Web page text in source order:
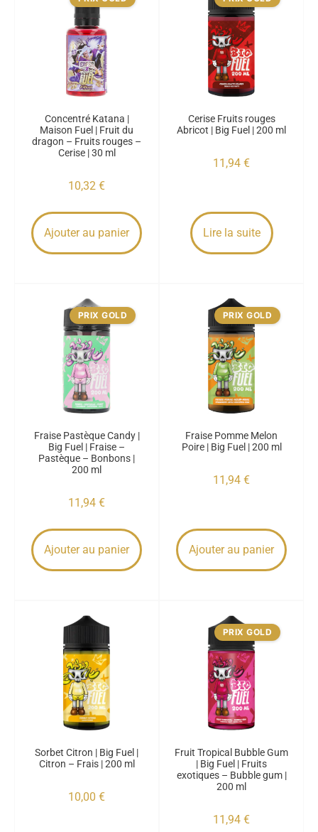
Concentré Katana |
Maison Fuel | Fruit du
dragon – Fruits rouges –
Cerise | 30 ml
10,32 €
Ajouter au panier
Cerise Fruits rouges
Abricot | Big Fuel | 200 ml
11,94 €
Lire la suite
PRIX GOLD
Fraise Pastèque Candy |
Big Fuel | Fraise –
Pastèque – Bonbons |
200 ml
11,94 €
Ajouter au panier
PRIX GOLD
Fraise Pomme Melon
Poire | Big Fuel | 200 ml
11,94 €
Ajouter au panier
Sorbet Citron | Big Fuel |
Citron – Frais | 200 ml
10,00 €
PRIX GOLD
Fruit Tropical Bubble Gum
| Big Fuel | Fruits
exotiques – Bubble gum |
200 ml
11,94 €